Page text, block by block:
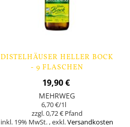
DISTELHÄUSER HELLER BOCK
- 9 FLASCHEN
19,90 €
MEHRWEG
6,70 €/1l
0,72 €
inkl. 19% MwSt. ,exkl.Versandkosten